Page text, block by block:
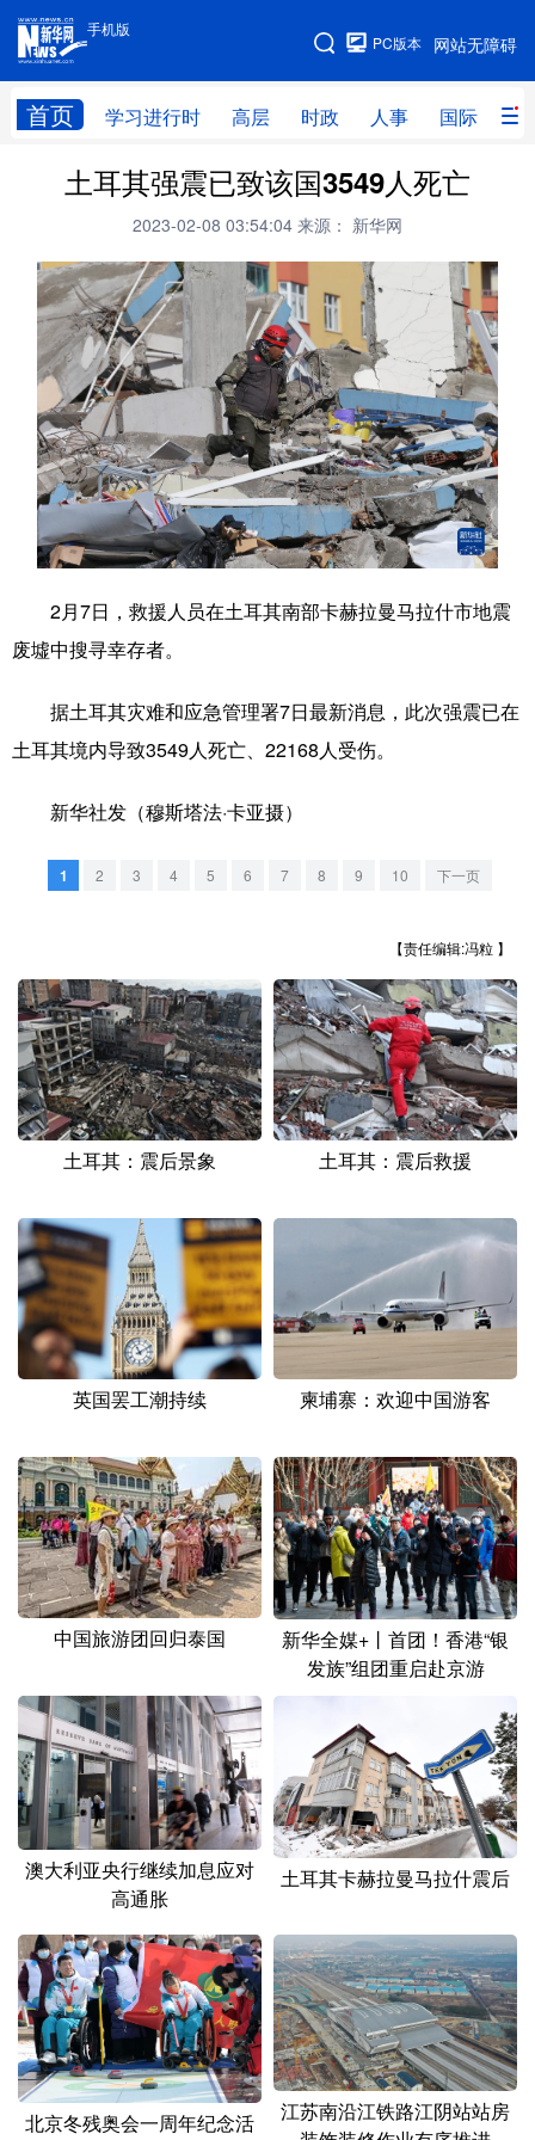
手机版
网站无障碍
PC版本
首页 学习进行时 高层 时政 人事 国际 财
手机版
网站地图
学习进行时 高层 时政 人事
财经 网评
台湾 思客智库 全球连线 教育
科技 量子 体育
文化 书画 健康 军事
访谈 视频 图片 政务
法律 中央文件 金融 汽车
食品 人居 信息化 数字经济
地方频道
辽宁 吉林 上海 江苏
浙江 安徽 福建 江西
山东 河南 湖北 湖南
广东 广西 海南 重庆
四川 贵州 云南 西藏
陕西 甘肃
新疆 内蒙古
多语种频道
Русский язык 日本語 한국어
Deutsch Português
土耳其强震已致该国3549人死亡
2023-02-08 03:54:04 来源： 新华网
2月7日，救援人员在土耳其南部卡赫拉曼马拉什市地震
废墟中搜寻幸存者。
据土耳其灾难和应急管理署7日最新消息，此次强震已在
土耳其境内导致3549人死亡、22168人受伤。
新华社发（穆斯塔法·卡亚摄）
1 2 3 4 5 6 7 8 9 10 下一页
【责任编辑:冯粒 】
土耳其：震后景象 土耳其：震后救援
英国罢工潮持续 柬埔寨：欢迎中国游客
中国旅游团回归泰国
新华全媒+丨首团！香港“银
发族”组团重启赴京游
澳大利亚央行继续加息应对
高通胀
土耳其卡赫拉曼马拉什震后
北京冬残奥会一周年纪念活
江苏南沿江铁路江阴站站房